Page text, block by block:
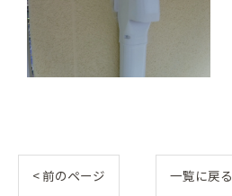
< 前のページ 一覧に戻る